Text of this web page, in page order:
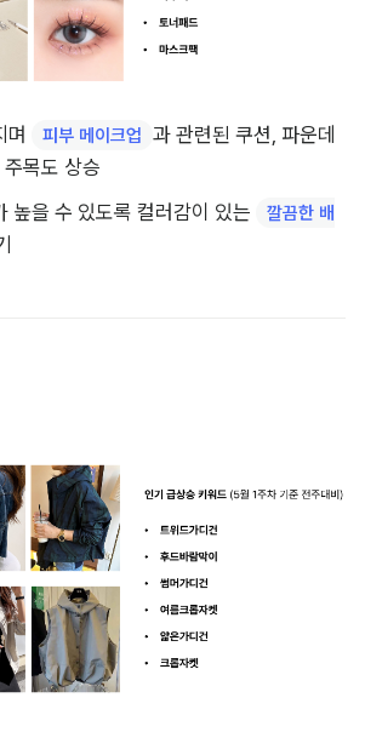
며 피부 메이크업 과 관련된 쿠션, 파운데
목도 상승
높을 수 있도록 컬러감이 있는
깔끔한 배